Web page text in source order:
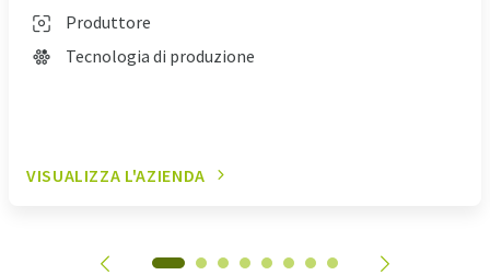
Produttore
Tecnologia di produzione
VISUALIZZA L'AZIENDA